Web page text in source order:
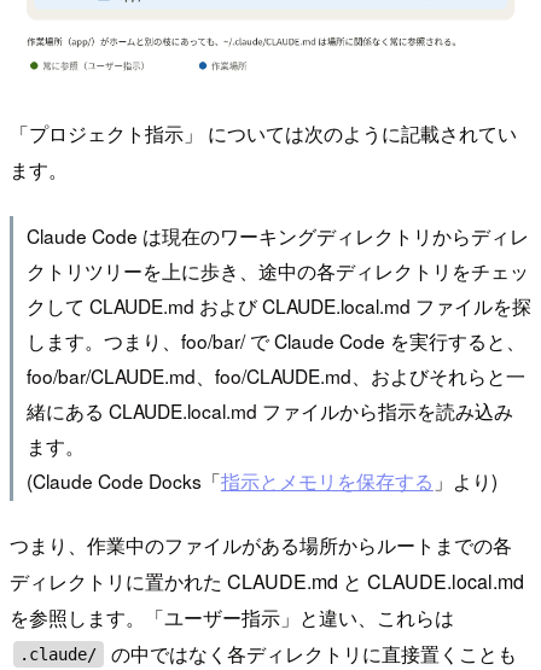
「プロジェクト指示」 については次のように記載されてい
ます。
Claude Code は現在のワーキングディレクトリからディレ
クトリツリーを上に歩き、途中の各ディレクトリをチェッ
クして CLAUDE.md および CLAUDE.local.md ファイルを探
します。つまり、foo/bar/ で Claude Code を実行すると、
foo/bar/CLAUDE.md、foo/CLAUDE.md、およびそれらと一
緒にある CLAUDE.local.md ファイルから指示を読み込み
ます。
(Claude Code Docks「指示とメモリを保存する 」より)
つまり、作業中のファイルがある場所からルートまでの各
ディレクトリに置かれた CLAUDE.md と CLAUDE.local.md
を参照します。「ユーザー指示」と違い、これらは
.claude/
の中ではなく各ディレクトリに直接置くことも